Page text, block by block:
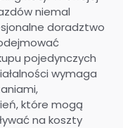
niemal
doradztwo
pojedynczych
wymaga
które mogą
na koszty